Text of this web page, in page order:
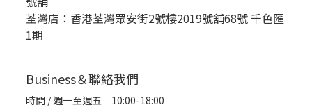
荃灣店：香港荃灣眾安街2號樓2019號舖68號 千色匯
1期
Business＆聯絡我們
時間 / 週一至週五｜10:00-18:00